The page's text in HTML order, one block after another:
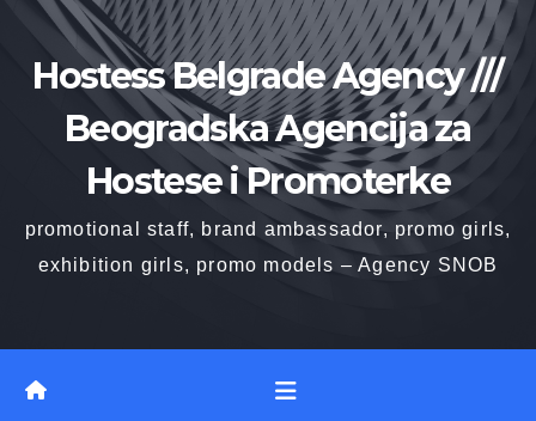
contentHostess Belgrade Agency ///
Beogradska Agencija za
Hostese i Promoterke
promotional staff, brand ambassador, promo girls,
exhibition girls, promo models – Agency SNOB